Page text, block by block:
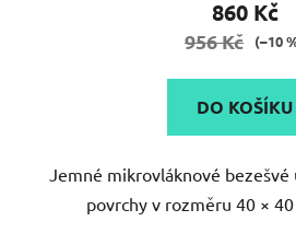
5
860 Kč
956 Kč (–10
DO KOŠÍKU
Jemné mikrovláknové bezešvé
povrchy v rozměru 40 × 40